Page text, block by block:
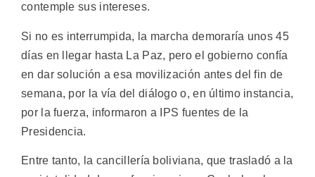
contemple sus intereses.
Si no es interrumpida, la marcha demoraría unos 45
días en llegar hasta La Paz, pero el gobierno confía
en dar solución a esa movilización antes del fin de
semana, por la vía del diálogo o, en último instancia,
por la fuerza, informaron a IPS fuentes de la
Presidencia.
Entre tanto, la cancillería boliviana, que trasladó a la